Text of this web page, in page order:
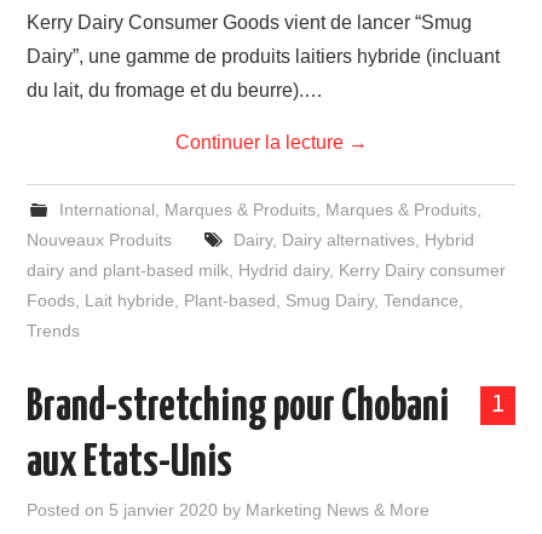
Kerry Dairy Consumer Goods vient de lancer “Smug
Dairy”, une gamme de produits laitiers hybride (incluant
du lait, du fromage et du beurre).…
Continuer la lecture →
International Marques & Produits, Marques & Produits,
Nouveaux Produits
Dairy, Dairy alternatives, Hybrid
dairy and plant-based milk Hydrid dairy, Kerry Dairy consumer
Foods Lait hybride Plant-based Smug Dairy,Tendance
Trends
1
Brand-stretching pour Chobani
aux Etats-Unis
Posted on 5 janvier 2020 by Marketing News & More